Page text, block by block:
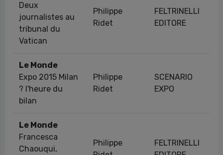
Deux
journalistes au
tribunal du
Vatican
Philippe
Ridet
FELTRINELLI
EDITORE
Le Monde
Expo 2015 Milan
? l'heure du
bilan
Philippe
Ridet
SCENARIO
EXPO
Le Monde
Francesca
Chaouqui,
Philippe
FELTRINELLI